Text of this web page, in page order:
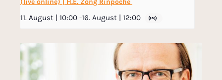
(live online) | H.E. Zong Rinpoche
11. August | 10:00 -16. August | 12:00